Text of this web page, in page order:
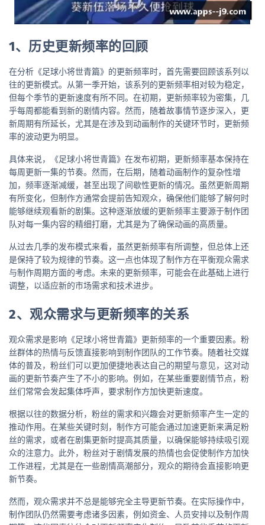
1、历史更新频率的回顾
在分析《足球小将世青篇》的更新频率时，首先需要回顾该系列以
往的更新模式。从第一季开始，该系列的更新频率相对较为稳定，
但每个季节的更新速度有所不同。在初期，更新频率较为密集，几
乎每周都能看到新的剧情内容。然而，随着故事情节逐步深入，更
新周期有所延长，尤其是在涉及到动画制作的关键环节时，更新频
率的波动更为明显。
具体来说，《足球小将世青篇》在发布初期，更新频率基本保持在
每周更新一集的节奏。然而，在后期，随着动画制作的复杂性增
加，频率逐渐减缓，甚至出现了间歇性更新的情况。虽然更新周期
有所变化，但制作方通常会提前告知观众，确保他们能够了解何时
能够继续观看新的剧集。这种逐渐放缓的更新频率主要源于制作团
队对每一集内容的精细打磨，尤其是为了确保动画的高质量。
从过去几季的发布模式来看，虽然更新频率有所调整，但总体上还
是保持了较为规律的节奏。这一点也体现了制作方在平衡观众需求
与制作周期方面的考虑。未来的更新频率，可能会在此基础上进行
调整，以适应新的市场需求和技术进步。
2、观众需求与更新频率的关系
观众需求是影响《足球小将世青篇》更新频率的一个重要因素。粉
丝群体的热情与反馈直接影响到制作团队的工作节奏。随着社交媒
体的普及，粉丝们可以更加便捷地表达自己的期望与意见，这对动
画的更新节奏产生了不小的影响。例如，在某些重要剧情节点，粉
丝们常常会发起集体呼声，要求制作方加快更新速度。
根据以往的数据分析，粉丝的需求和兴趣会对更新频率产生一定的
推动作用。在某些关键时刻，制作方可能会通过加速更新来满足粉
丝的需求，或者在剧集更新时提高其质量，以确保能够持续吸引观
众的注意力。此外，粉丝对于剧情发展的热情也会促使制作方加快
工作进程，尤其是在一些剧情高潮部分，观众的期待会直接影响更
新节奏。
然而，观众需求并不总是能够完全主导更新节奏。在实际操作中，
制作团队仍然需要考虑诸多因素，例如资金、人员安排以及制作周